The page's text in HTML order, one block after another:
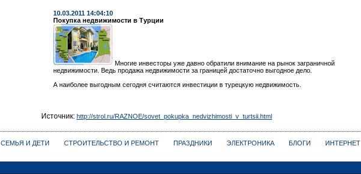
10.03.2011 14:04:10
Покупка недвижимости в Турции
Многие инвесторы уже давно обратили внимание на рынок заграничной
недвижимости. Ведь продажа недвижимости за границей достаточно выгодное дело.
А наиболее выгодным сегодня считаются инвестиции в турецкую недвижимость.
Источник: http://strol.ru/RAZNOE/sovet_pokupka_nedvizhimosti_v_turtsii.html
СЕМЬЯ И ДЕТИ СТРОИТЕЛЬСТВО И РЕМОНТ ПРАЗДНИКИ ЭЛЕКТРОНИКА БЛОГИ ИНТЕРНЕТ